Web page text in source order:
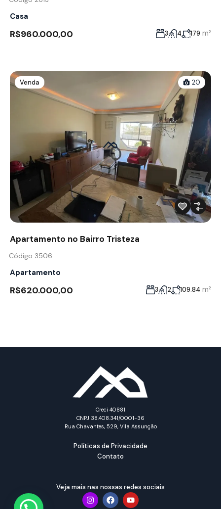
Casa
R$960.000,00 3 4 179 m²
Venda 20
Apartamento no Bairro Tristeza
Código 3506
Apartamento
R$620.000,00 3 2 109.84 m²
Creci 40881
CNPJ 38.408.341/0001-36
Rua Chavantes, 529, Vila Assunção
Políticas de Privacidade
Contato
Veja mais nas nossas redes sociais